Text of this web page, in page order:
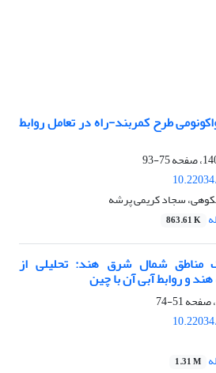
طرح کمربند‌-راه در تعامل روابط
75-93
سجاد کریمی پرشه
863.61 K
مناطق شمال شرق هند: تحلیلی از
و روابط آبی آن با چین
51-74
1.31 M